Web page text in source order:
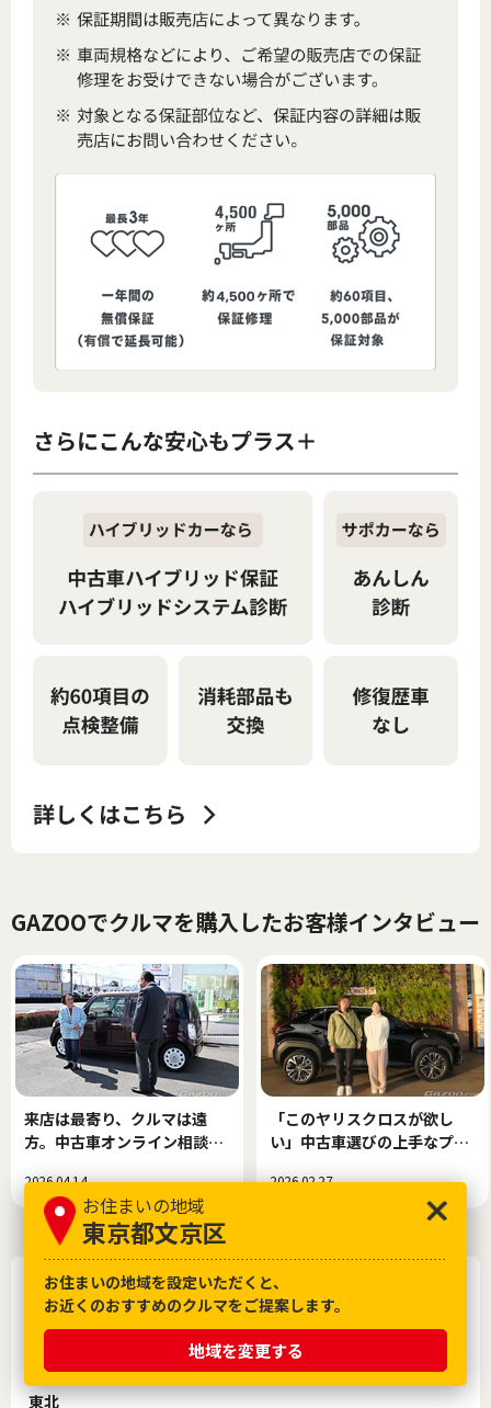
お住まいの地域
東京都文京区
お住まいの地域を設定いただくと、
お近くのおすすめのクルマをご提案します。
地域を変更する
GAZOOでクルマを購入したお客様インタビュー
来店は最寄り、クルマは遠
方。中古車オンライン相談で
2026.04.14
「このヤリスクロスが欲し
い」中古車選びの上手なプロ
2026.02.27
カローラクロスを地域・都道府県から探す
北海道
北見室蘭・苫小牧・ひだか
東北